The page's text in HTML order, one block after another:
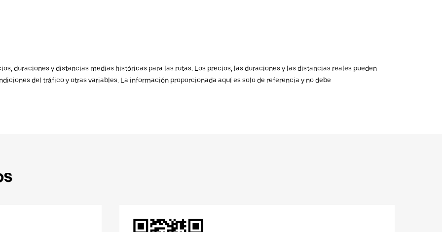
duraciones y distancias medias históricas para las rutas. Los precios, las duraciones y las distancias reales pueden
del tráfico y otras variables. La información proporcionada aquí es solo de referencia y no debe